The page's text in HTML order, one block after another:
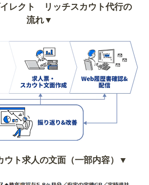
レクト リッチスカウト代行の
流れ▼
ウト求人の文面（一部内容）▼